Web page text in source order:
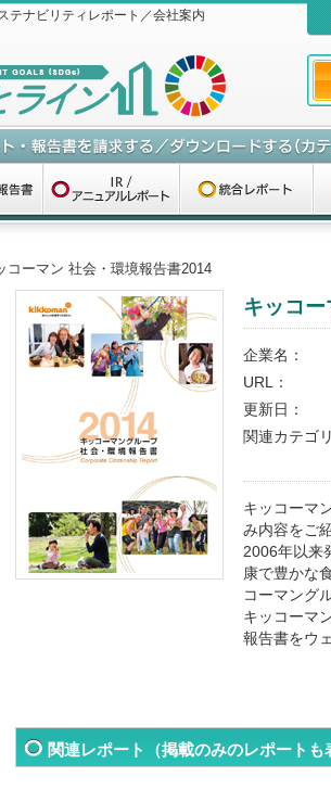
テナビリティレポート／会社案内
コーマン 社会・環境報告書2014
キッコ
企業名：
URL：
更新日：
関連カテゴ
キッコーマ
み内容をご
2006年以来
康で豊かな
コーマング
キッコーマ
報告書をウ
関連レポート（掲載のみのレポートも